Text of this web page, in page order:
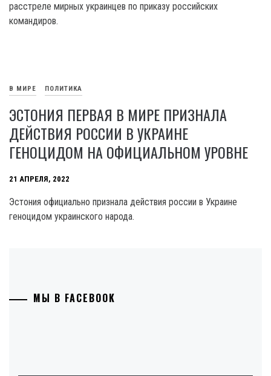
расстреле мирных украинцев по приказу российских
командиров.
В МИРЕ ПОЛИТИКА
ЭСТОНИЯ ПЕРВАЯ В МИРЕ ПРИЗНАЛА
ДЕЙСТВИЯ РОССИИ В УКРАИНЕ
ГЕНОЦИДОМ НА ОФИЦИАЛЬНОМ УРОВНЕ
21 АПРЕЛЯ, 2022
Эстония официально признала действия россии в Украине
геноцидом украинского народа.
МЫ В FACEBOOK